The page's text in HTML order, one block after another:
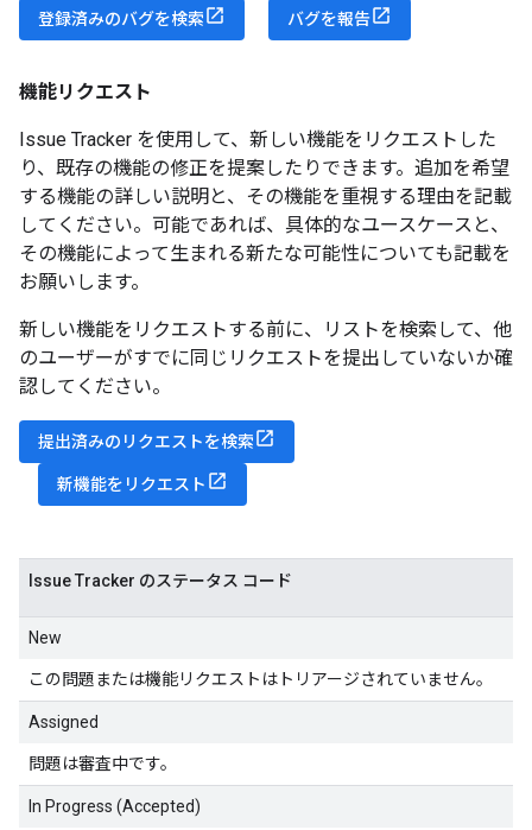
登録済みのバグを検索 バグを報告
機能リクエスト
Issue Tracker を使用して、新しい機能をリクエストした
り、既存の機能の修正を提案したりできます。追加を希望
する機能の詳しい説明と、その機能を重視する理由を記載
してください。可能であれば、具体的なユースケースと、
その機能によって生まれる新たな可能性についても記載を
お願いします。
新しい機能をリクエストする前に、リストを検索して、他
のユーザーがすでに同じリクエストを提出していないか確
認してください。
提出済みのリクエストを検索
新機能をリクエスト
Issue Tracker のステータス コード
New
この問題または機能リクエストはトリアージされていません。
Assigned
問題は審査中です。
In Progress (Accepted)